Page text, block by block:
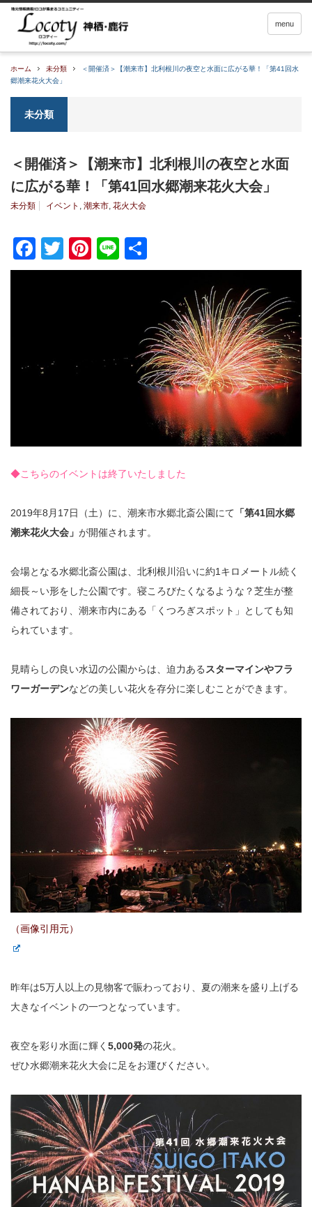
menu
ホーム 未分類
＜開催済＞【潮来市】北利根川の夜空と水面に広がる華！「第41回水
郷潮来花火大会」
未分類
＜開催済＞【潮来市】北利根川の夜空と水面
に広がる華！「第41回水郷潮来花火大会」
未分類 イベント , 潮来市, 花火大会
Facebook
TwitterPinterest
Line
有
◆こちらのイベントは終了いたしました
2019年8月17日（土）に、潮来市水郷北斎公園にて 「第41回水郷
潮来花火大会」 が開催されます。
会場となる水郷北斎公園は、北利根川沿いに約1キロメートル続く
細長～い形をした公園です。寝ころびたくなるような？芝生が整
備されており、潮来市内にある「くつろぎスポット」としても知
られています。
見晴らしの良い水辺の公園からは、迫力あるスターマインやフラ
ワーガーデンなどの美しい花火を存分に楽しむことができます。
（画像引用元）
昨年は5万人以上の見物客で賑わっており、夏の潮来を盛り上げる
大きなイベントの一つとなっています。
夜空を彩り水面に輝く 5,000発の花火。
ぜひ水郷潮来花火大会に足をお運びください。